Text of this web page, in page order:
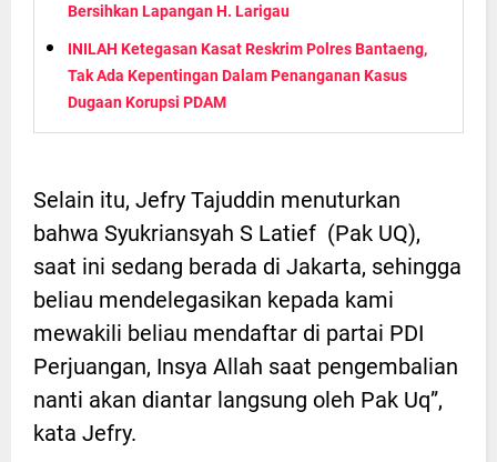
Bersihkan Lapangan H. Larigau
INILAH Ketegasan Kasat Reskrim Polres Bantaeng,
Tak Ada Kepentingan Dalam Penanganan Kasus
Dugaan Korupsi PDAM
Selain itu, Jefry Tajuddin menuturkan
bahwa Syukriansyah S Latief (Pak UQ),
saat ini sedang berada di Jakarta, sehingga
beliau mendelegasikan kepada kami
mewakili beliau mendaftar di partai PDI
Perjuangan, Insya Allah saat pengembalian
nanti akan diantar langsung oleh Pak Uq”,
kata Jefry.